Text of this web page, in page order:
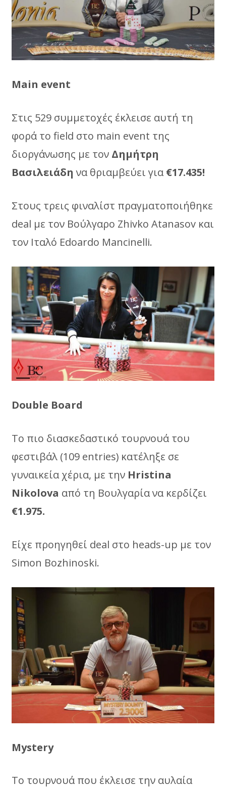
Main event
Στις 529 συμμετοχές έκλεισε αυτή τη
φορά το field στο main event της
διοργάνωσης με τον Δημήτρη
Βασιλειάδη να θριαμβεύει για €17.435!
Στους τρεις φιναλίστ πραγματοποιήθηκε
deal με τον Βούλγαρο Zhivko Atanasov και
τον Ιταλό Edoardo Mancinelli.
Double Board
To πιο διασκεδαστικό τουρνουά του
φεστιβάλ (109 entries) κατέληξε σε
γυναικεία χέρια, με την Hristina
Nikolova από τη Βουλγαρία να κερδίζει
€1.975.
Είχε προηγηθεί deal στο heads-up με τον
Simon Bozhinoski.
Mystery
Το τουρνουά που έκλεισε την αυλαία